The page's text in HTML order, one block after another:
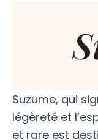
Suzume, qui
légèreté et
et rare est